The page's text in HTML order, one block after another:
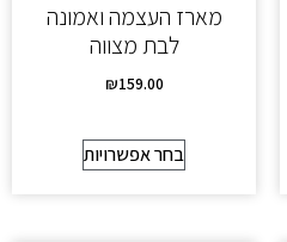
מארז העצמה ואמונה
לבת מצווה
₪159.00
בחר אפשרויות